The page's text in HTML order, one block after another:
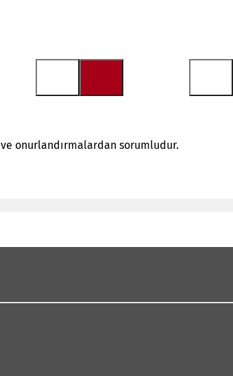
onurlandırmalardan sorumludur.